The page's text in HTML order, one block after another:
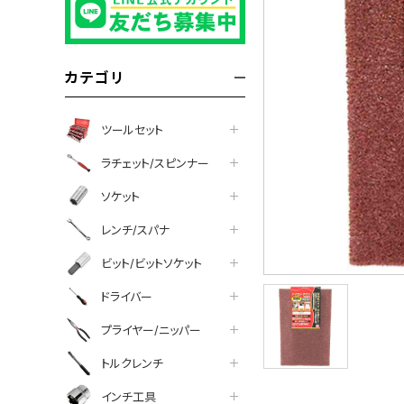
カテゴリ
ツールセット
ラチェット/スピンナー
ソケット
レンチ/スパナ
ビット/ビットソケット
ドライバー
プライヤー/ニッパー
トルクレンチ
インチ工具